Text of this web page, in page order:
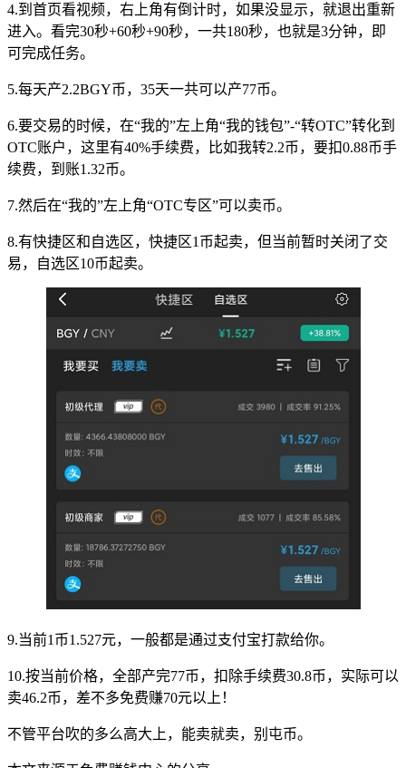
4.到首页看视频，右上角有倒计时，如果没显示，就退出重新
进入。看完30秒+60秒+90秒，一共180秒，也就是3分钟，即
可完成任务。
5.每天产2.2BGY币，35天一共可以产77币。
6.要交易的时候，在“我的”左上角“我的钱包”-“转OTC”转化到
OTC账户，这里有40%手续费，比如我转2.2币，要扣0.88币手
续费，到账1.32币。
7.然后在“我的”左上角“OTC专区”可以卖币。
8.有快捷区和自选区，快捷区1币起卖，但当前暂时关闭了交
易，自选区10币起卖。
9.当前1币1.527元，一般都是通过支付宝打款给你。
10.按当前价格，全部产完77币，扣除手续费30.8币，实际可以
卖46.2币，差不多免费赚70元以上！
不管平台吹的多么高大上，能卖就卖，别屯币。